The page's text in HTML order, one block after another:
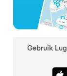
Gebruik